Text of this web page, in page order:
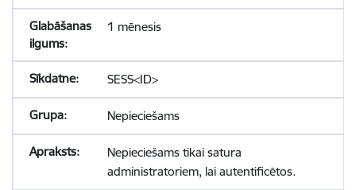
1 mēnesis
SESS<ID>
Nepieciešams
Nepieciešams tikai satura
administratoriem, lai autentificētos.